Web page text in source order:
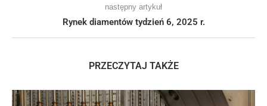
następny artykuł
Rynek diamentów tydzień 6, 2025 r.
PRZECZYTAJ TAKŻE